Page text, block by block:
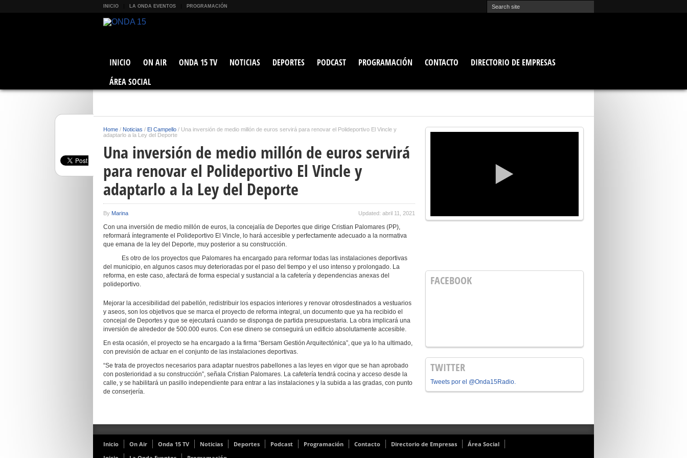
INICIO LA ONDA EVENTOS PROGRAMACIÓN
INICIO ON AIR ONDA 15 TV NOTICIAS DEPORTES PODCAST PROGRAMACIÓN CONTACTO
DIRECTORIO DE EMPRESAS
ÁREA SOCIAL
Home / Noticias / El Campello / Una inversión de medio millón de euros servirá para renovar el Polideportivo El Vincle y
adaptarlo a la Ley del Deporte
Una inversión de medio millón de euros servirá
para renovar el Polideportivo El Vincle y
adaptarlo a la Ley del Deporte
By Marina Updated: abril 11, 2021
Con una inversión de medio millón de euros, la concejalía de Deportes que dirige Cristian Palomares (PP),
reformará íntegramente el Polideportivo El Vincle, lo hará accesible y perfectamente adecuado a la normativa
que emana de la ley del Deporte, muy posterior a su construcción.
Es otro de los proyectos que Palomares ha encargado para reformar todas las instalaciones deportivas
del municipio, en algunos casos muy deterioradas por el paso del tiempo y el uso intenso y prolongado. La
reforma, en este caso, afectará de forma especial y sustancial a la cafetería y dependencias anexas del
polideportivo.
Mejorar la accesibilidad del pabellón, redistribuir los espacios interiores y renovar otrosdestinados a vestuarios
y aseos, son los objetivos que se marca el proyecto de reforma integral, un documento que ya ha recibido el
concejal de Deportes y que se ejecutará cuando se disponga de partida presupuestaria. La obra implicará una
inversión de alrededor de 500.000 euros. Con ese dinero se conseguirá un edificio absolutamente accesible.
En esta ocasión, el proyecto se ha encargado a la firma “Bersam Gestión Arquitectónica”, que ya lo ha ultimado,
con previsión de actuar en el conjunto de las instalaciones deportivas.
“Se trata de proyectos necesarios para adaptar nuestros pabellones a las leyes en vigor que se han aprobado
con posterioridad a su construcción”, señala Cristian Palomares. La cafetería tendrá cocina y acceso desde la
calle, y se habilitará un pasillo independiente para entrar a las instalaciones y la subida a las gradas, con punto
de conserjería.
FACEBOOK
TWITTER
Tweets por el @Onda15Radio.
Inicio On Air Onda 15 TV Noticias Deportes Podcast Programación Contacto Directorio de Empresas
Área Social